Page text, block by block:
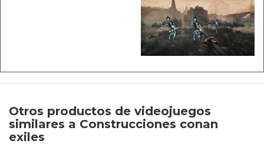
Otros productos de videojuegos
similares a Construcciones conan
exiles